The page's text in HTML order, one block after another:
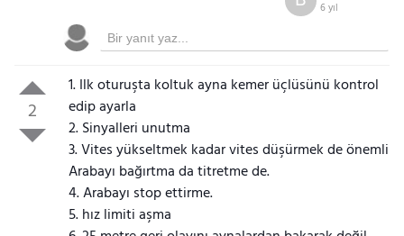
6 yıl
2
1. Ilk oturuşta koltuk ayna kemer üçlüsünü kontrol
edip ayarla
2. Sinyalleri unutma
3. Vites yükseltmek kadar vites düşürmek de önemli
Arabayı bağırtma da titretme de.
4. Arabayı stop ettirme.
5. hız limiti aşma